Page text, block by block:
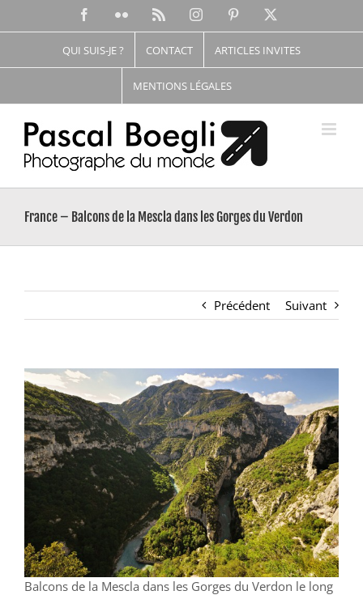
FacebookFlickr InstagramPinterest
QUI SUIS-JE ? CONTACT ARTICLES INVITES
MENTIONS LÉGALES
France – Balcons de la Mescla dans les Gorges du Verdon
Précédent Suivant
View
Larger
Image
Balcons de la Mescla dans les Gorges du Verdon le long